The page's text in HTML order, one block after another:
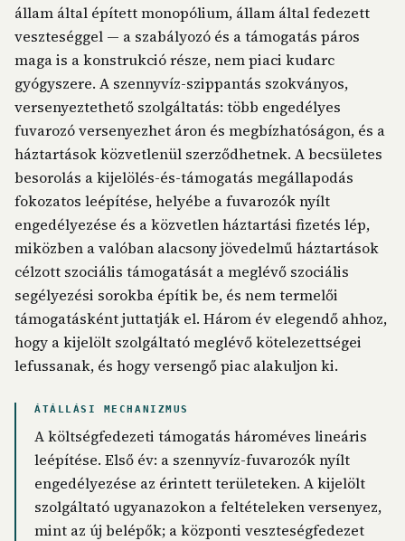
állam által épített monopólium, állam által fedezett
veszteséggel — a szabályozó és a támogatás páros
maga is a konstrukció része, nem piaci kudarc
gyógyszere. A szennyvíz-szippantás szokványos,
versenyeztethető szolgáltatás: több engedélyes
fuvarozó versenyezhet áron és megbízhatóságon, és a
háztartások közvetlenül szerződhetnek. A becsületes
besorolás a kijelölés-és-támogatás megállapodás
fokozatos leépítése, helyébe a fuvarozók nyílt
engedélyezése és a közvetlen háztartási fizetés lép,
miközben a valóban alacsony jövedelmű háztartások
célzott szociális támogatását a meglévő szociális
segélyezési sorokba építik be, és nem termelői
támogatásként juttatják el. Három év elegendő ahhoz,
hogy a kijelölt szolgáltató meglévő kötelezettségei
lefussanak, és hogy versengő piac alakuljon ki.
ÁTÁLLÁSI MECHANIZMUS
A költségfedezeti támogatás hároméves lineáris
leépítése. Első év: a szennyvíz-fuvarozók nyílt
engedélyezése az érintett területeken. A kijelölt
szolgáltató ugyanazokon a feltételeken versenyez,
mint az új belépők; a központi veszteségfedezet